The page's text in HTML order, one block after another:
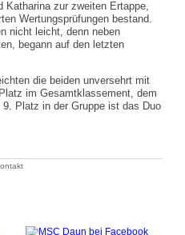
Katharina zur zweiten Ertappe,
Wertungsprüfungen bestand.
nicht leicht, denn neben
begann auf den letzten
die beiden unversehrt mit
im Gesamtklassement, dem
Platz in der Gruppe ist das Duo